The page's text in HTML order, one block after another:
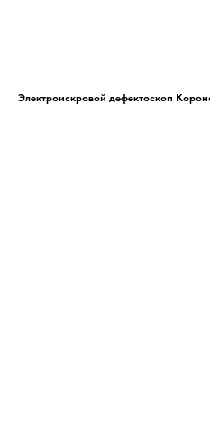
Электроискровой дефектоскоп